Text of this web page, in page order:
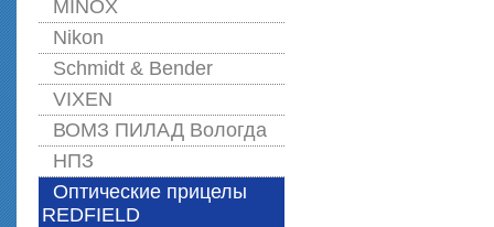
MINOX
Nikon
Schmidt & Bender
VIXEN
ВОМЗ ПИЛАД Вологда
НПЗ
Оптические прицелы
REDFIELD